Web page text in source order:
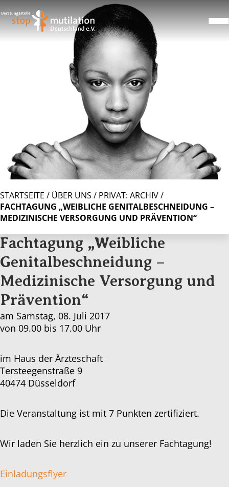
STARTSEITE / ÜBER UNS / PRIVAT: ARCHIV/
FACHTAGUNG „WEIBLICHE GENITALBESCHNEIDUNG –
MEDIZINISCHE VERSORGUNG UND PRÄVENTION“
Fachtagung „Weibliche
Genitalbeschneidung –
Medizinische Versorgung und
Prävention“
am Samstag, 08. Juli 2017
von 09.00 bis 17.00 Uhr
im Haus der Ärzteschaft
Tersteegenstraße 9
40474 Düsseldorf
Die Veranstaltung ist mit 7 Punkten zertifiziert.
Wir laden Sie herzlich ein zu unserer Fachtagung!
Einladungsflyer